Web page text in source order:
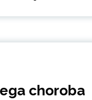
choroba